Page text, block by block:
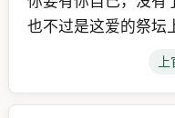
也不过是这爱的祭坛